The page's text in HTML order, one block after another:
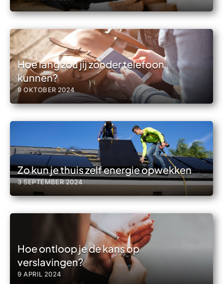
Hoe lang zou jij zonder telefoon
kunnen?
9 OKTOBER 2024
Zo kun je thuis zelf energie opwekken
3 SEPTEMBER 2024
Hoe ontloop je de kans op
verslavingen?
9 APRIL 2024